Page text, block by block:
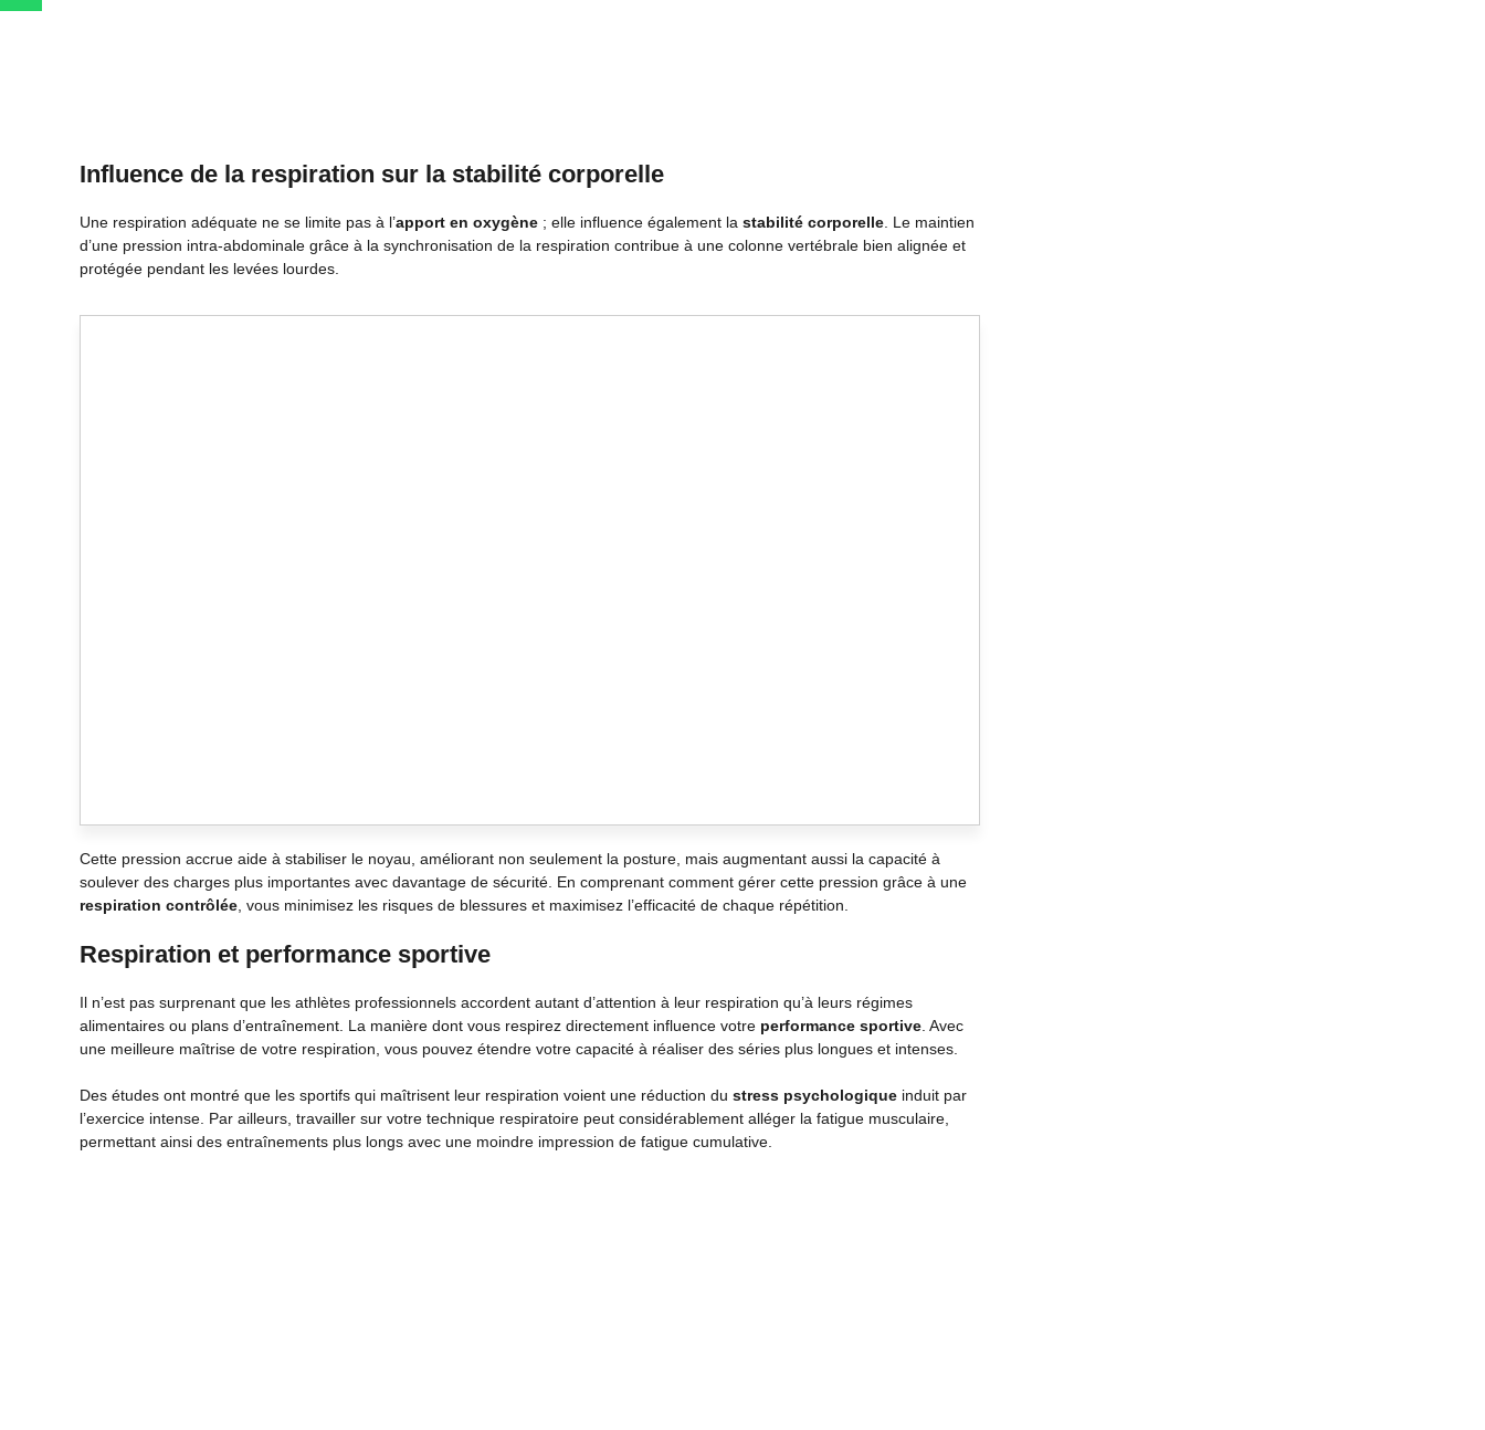
Influence de la respiration sur la stabilité corporelle
Une respiration adéquate ne se limite pas à l’apport en oxygène ; elle influence également la stabilité corporelle. Le maintien
d’une pression intra-abdominale grâce à la synchronisation de la respiration contribue à une colonne vertébrale bien alignée et
protégée pendant les levées lourdes.
Cette pression accrue aide à stabiliser le noyau, améliorant non seulement la posture, mais augmentant aussi la capacité à
soulever des charges plus importantes avec davantage de sécurité. En comprenant comment gérer cette pression grâce à une
respiration contrôlée, vous minimisez les risques de blessures et maximisez l’efficacité de chaque répétition.
Respiration et performance sportive
Il n’est pas surprenant que les athlètes professionnels accordent autant d’attention à leur respiration qu’à leurs régimes
alimentaires ou plans d’entraînement. La manière dont vous respirez directement influence votre performance sportive. Avec
une meilleure maîtrise de votre respiration, vous pouvez étendre votre capacité à réaliser des séries plus longues et intenses.
Des études ont montré que les sportifs qui maîtrisent leur respiration voient une réduction du stress psychologique induit par
l’exercice intense. Par ailleurs, travailler sur votre technique respiratoire peut considérablement alléger la fatigue musculaire,
permettant ainsi des entraînements plus longs avec une moindre impression de fatigue cumulative.